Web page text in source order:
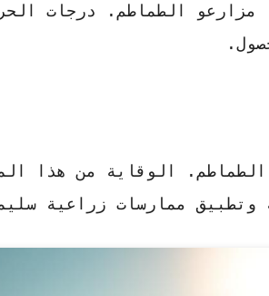
مزارعو الطماطم. درجات
الوقاية من هذا
وتطبيق ممارسات زراعية